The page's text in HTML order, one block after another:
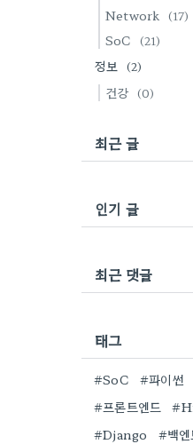
Network (17)
SoC (21)
정보 (2)
건강 (0)
최근 글
인기 글
최근 댓글
태그
#SoC #파이썬
#프론트엔드
#Django
#백엔